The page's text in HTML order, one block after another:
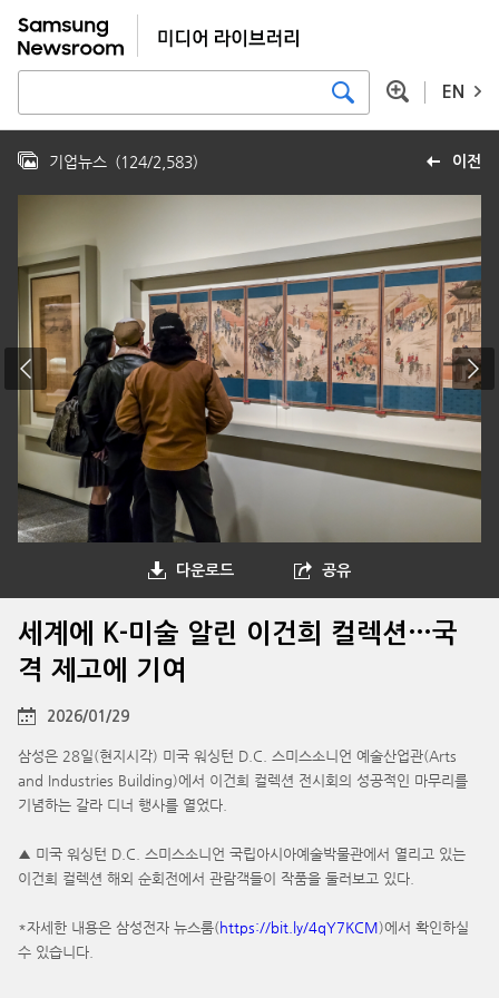
EN
이전
기업뉴스 (124/2,583)
다운로드 공유
세계에 K-미술 알린 이건희 컬렉션…국
격 제고에 기여
2026/01/29
삼성은 28일(현지시각) 미국 워싱턴 D.C. 스미스소니언 예술산업관(Arts
and Industries Building)에서 이건희 컬렉션 전시회의 성공적인 마무리를
기념하는 갈라 디너 행사를 열었다.
▲ 미국 워싱턴 D.C. 스미스소니언 국립아시아예술박물관에서 열리고 있는
이건희 컬렉션 해외 순회전에서 관람객들이 작품을 둘러보고 있다.
*자세한 내용은 삼성전자 뉴스룸(https://bit.ly/4qY7KCM)에서 확인하실
수 있습니다.